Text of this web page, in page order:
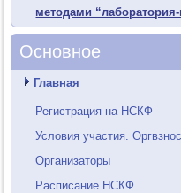
методами “лаборатория-
Основное
Главная
Регистрация на НСКФ
Условия участия. Оргвзнос
Организаторы
Расписание НСКФ